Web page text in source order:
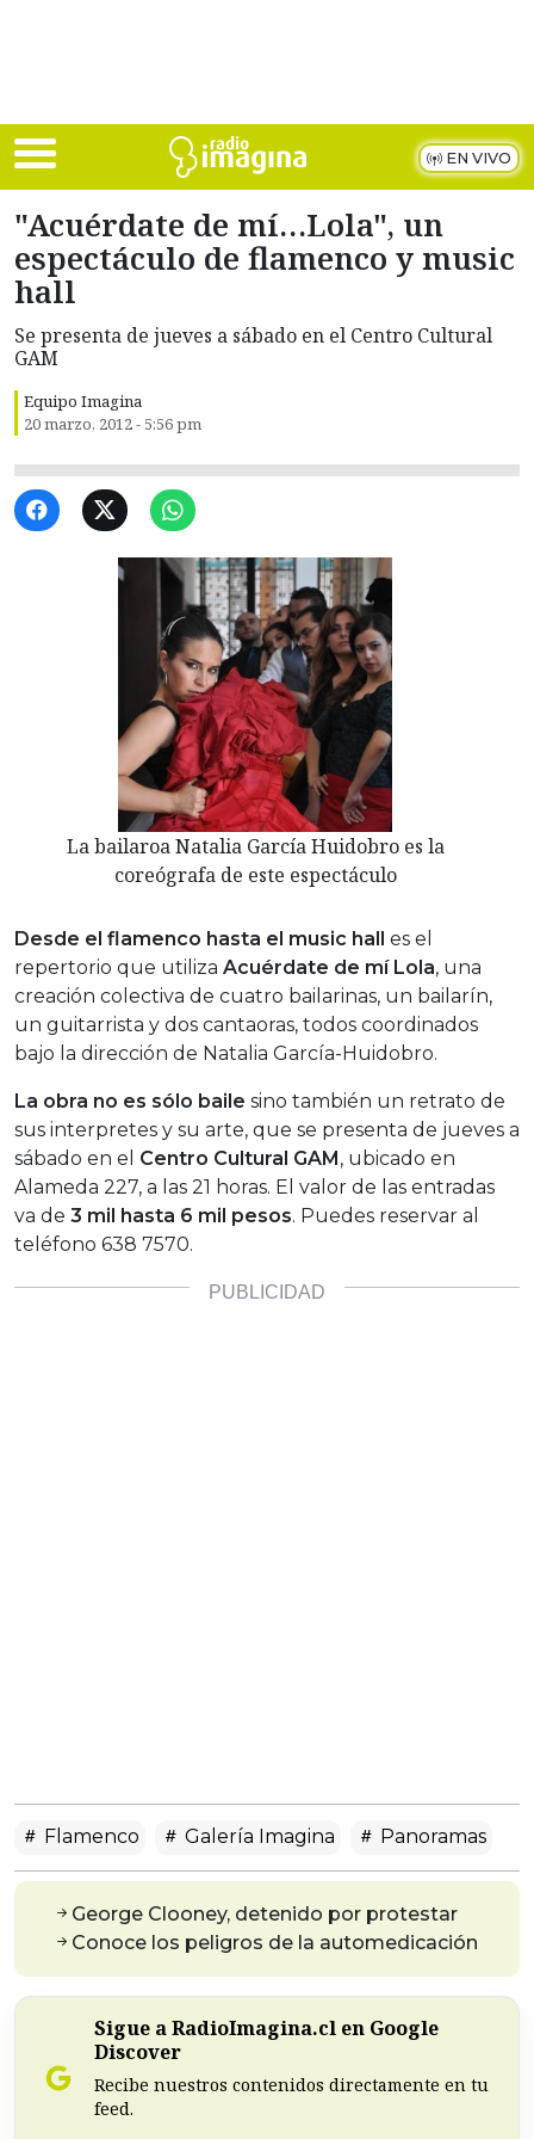
EN VIVO
"Acuérdate de mí…Lola", un
espectáculo de flamenco y music
hall
Se presenta de jueves a sábado en el Centro Cultural
GAM
Equipo Imagina
20 marzo, 2012 - 5:56 pm
La bailaroa Natalia García Huidobro es la
coreógrafa de este espectáculo
Desde el flamenco hasta el music hall es el
repertorio que utiliza Acuérdate de mí Lola, una
creación colectiva de cuatro bailarinas, un bailarín,
un guitarrista y dos cantaoras, todos coordinados
bajo la dirección de Natalia García-Huidobro.
La obra no es sólo baile sino también un retrato de
sus interpretes y su arte, que se presenta de jueves a
sábado en el Centro Cultural GAM, ubicado en
Alameda 227, a las 21 horas. El valor de las entradas
va de 3 mil hasta 6 mil pesos. Puedes reservar al
teléfono 638 7570.
Flamenco Galería Imagina Panoramas
George Clooney, detenido por protestar
Conoce los peligros de la automedicación
Sigue a RadioImagina.cl en Google
Discover
Recibe nuestros contenidos directamente en tu
feed.